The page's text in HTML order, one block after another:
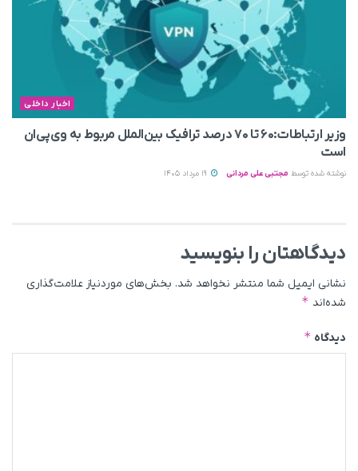
اخبار داخلی
وزیر ارتباطات:۶۰ تا ۷۰ درصد ترافیک بین‌الملل مربوط به وی‌پی‌ان
است
نوشته شده توسط مجتبی علی مردانی
دیدگاهتان را بنویسید
نشانی ایمیل شما منتشر نخواهد شد. بخش‌های موردنیاز علامت‌گذاری
شده‌اند *
دیدگاه *